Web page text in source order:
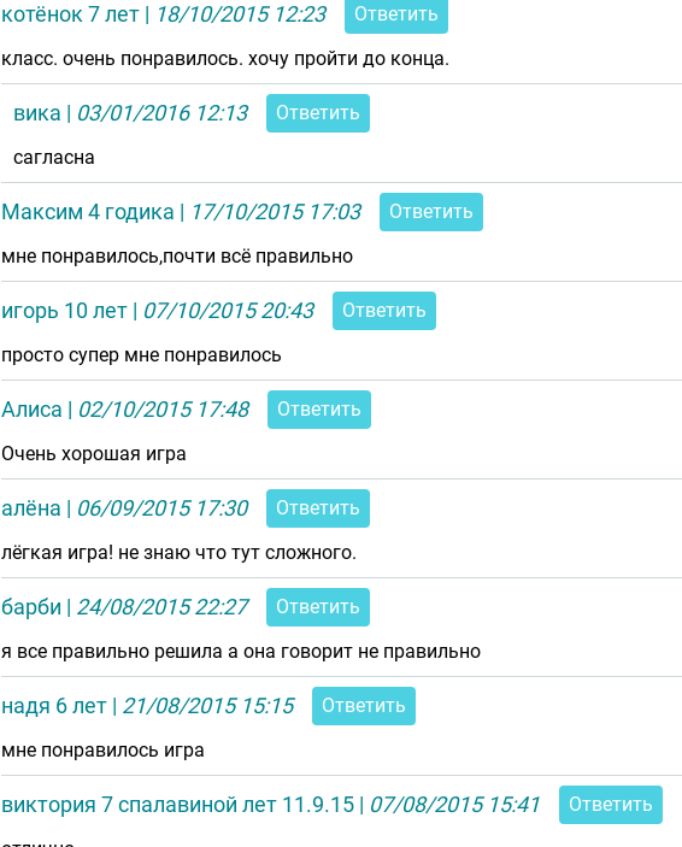
котёнок 7 лет | 18/10/2015 12:23
Ответить
класс. очень понравилось. хочу пройти до конца.
вика | 03/01/2016 12:13
Ответить
сагласна
Максим 4 годика | 17/10/2015 17:03
Ответить
мне понравилось,почти всё правильно
игорь 10 лет | 07/10/2015 20:43
Ответить
просто супер мне понравилось
Алиса | 02/10/2015 17:48
Ответить
Очень хорошая игра
алёна | 06/09/2015 17:30
Ответить
лёгкая игра! не знаю что тут сложного.
барби | 24/08/2015 22:27
Ответить
я все правильно решила а она говорит не правильно
надя 6 лет | 21/08/2015 15:15
Ответить
мне понравилось игра
виктория 7 спалавиной лет 11.9.15 | 07/08/2015 15:41
Ответить